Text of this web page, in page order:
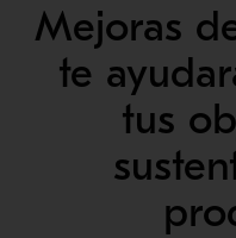
Mejoras
te
tus